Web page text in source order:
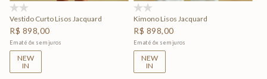
Vestido Curto Lisos Jacquard
R$ 898,00
Em até 6x sem juros
NEW
IN
Kimono Lisos Jacquard
R$ 898,00
Em até 6x sem juros
NEW
IN